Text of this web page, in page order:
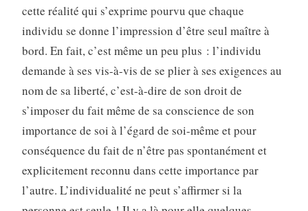
cette réalité qui s’exprime pourvu que chaque
individu se donne l’impression d’être seul maître à
bord. En fait, c’est même un peu plus : l’individu
demande à ses vis-à-vis de se plier à ses exigences au
nom de sa liberté, c’est-à-dire de son droit de
s’imposer du fait même de sa conscience de son
importance de soi à l’égard de soi-même et pour
conséquence du fait de n’être pas spontanément et
explicitement reconnu dans cette importance par
l’autre. L’individualité ne peut s’affirmer si la